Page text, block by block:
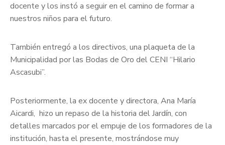
docente y los instó a seguir en el camino de formar a
nuestros niños para el futuro.
También entregó a los directivos, una plaqueta de la
Municipalidad por las Bodas de Oro del CENI “Hilario
Ascasubi”.
Posteriormente, la ex docente y directora, Ana María
Aicardi, hizo un repaso de la historia del Jardín, con
detalles marcados por el empuje de los formadores de la
institución, hasta el presente, mostrándose muy